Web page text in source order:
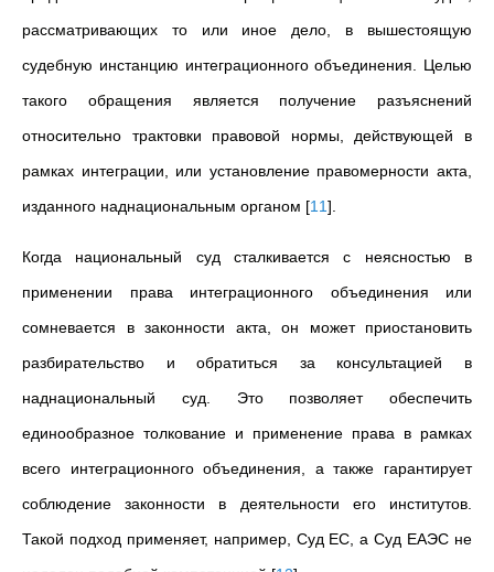
рассматривающих то или иное дело, в вышестоящую
судебную инстанцию интеграционного объединения. Целью
такого обращения является получение разъяснений
относительно трактовки правовой нормы, действующей в
рамках интеграции, или установление правомерности акта,
изданного наднациональным органом [11]
Когда национальный суд сталкивается с неясностью в
применении права интеграционного объединения или
сомневается в законности акта, он может приостановить
разбирательство и обратиться за консультацией в
наднациональный суд. Это позволяет обеспечить
единообразное толкование и применение права в рамках
всего интеграционного объединения, а также гарантирует
соблюдение законности в деятельности его институтов.
Такой подход применяет, например, Суд ЕС, а Суд ЕАЭС не